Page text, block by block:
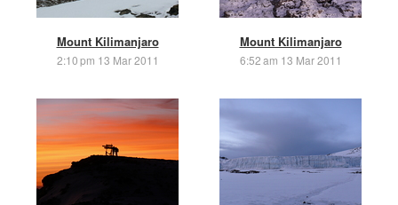
Mount Kilimanjaro
2:10 pm 13 Mar 2011
Mount Kilimanjaro
6:52 am 13 Mar 2011